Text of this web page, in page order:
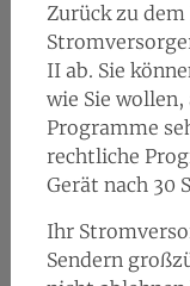
Zurück zu
II ab. Sie
wie Sie wollen,
Programme
rechtliche
Gerät nach 30
Ihr
Sendern